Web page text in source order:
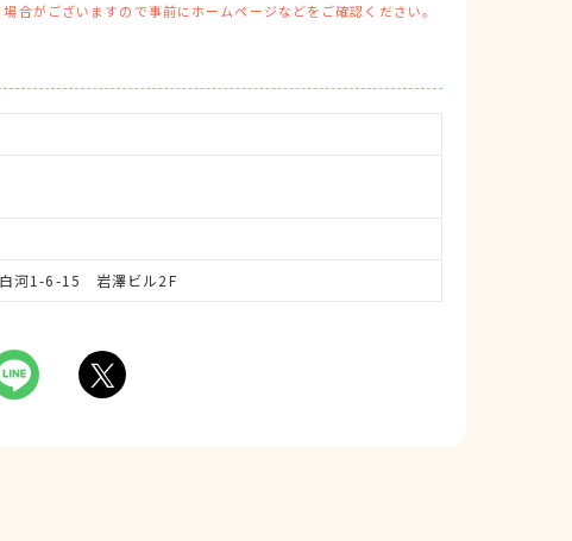
がございますので事前にホームページなどをご確認ください。
河1-6-15　岩澤ビル2F